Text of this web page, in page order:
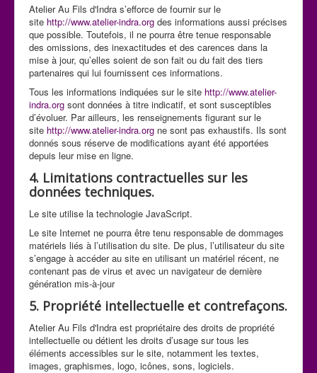
Atelier Au Fils d'Indra s’efforce de fournir sur le
site http://www.atelier-indra.org des informations aussi précises
que possible. Toutefois, il ne pourra être tenue responsable
des omissions, des inexactitudes et des carences dans la
mise à jour, qu’elles soient de son fait ou du fait des tiers
partenaires qui lui fournissent ces informations.
Tous les informations indiquées sur le site http://www.atelier-
indra.org sont données à titre indicatif, et sont susceptibles
d’évoluer. Par ailleurs, les renseignements figurant sur le
site http://www.atelier-indra.org ne sont pas exhaustifs. Ils sont
donnés sous réserve de modifications ayant été apportées
depuis leur mise en ligne.
4. Limitations contractuelles sur les
données techniques.
Le site utilise la technologie JavaScript.
Le site Internet ne pourra être tenu responsable de dommages
matériels liés à l’utilisation du site. De plus, l’utilisateur du site
s’engage à accéder au site en utilisant un matériel récent, ne
contenant pas de virus et avec un navigateur de dernière
génération mis-à-jour
5. Propriété intellectuelle et contrefaçons.
Atelier Au Fils d'Indra est propriétaire des droits de propriété
intellectuelle ou détient les droits d’usage sur tous les
éléments accessibles sur le site, notamment les textes,
images, graphismes, logo, icônes, sons, logiciels.